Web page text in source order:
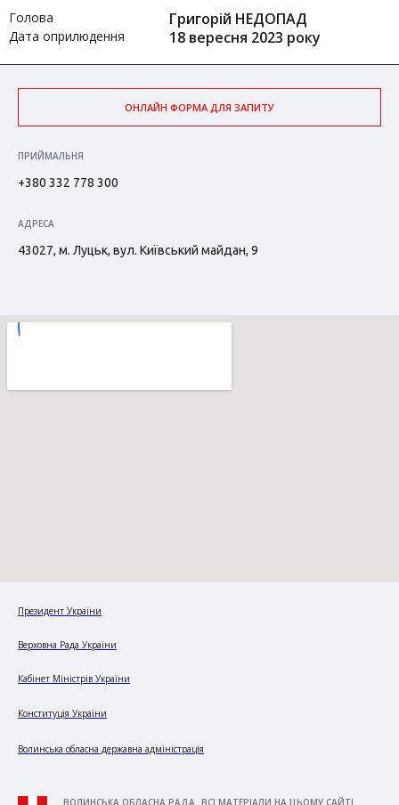
Голова Григорій НЕДОПАД
Дата оприлюдення 18 вересня 2023 року
ОНЛАЙН ФОРМА ДЛЯ ЗАПИТУ
ПРИЙМАЛЬНЯ
+380 332 778 300
АДРЕСА
43027, м. Луцьк, вул. Київський майдан, 9
Президент України
Верховна Рада України
Кабінет Міністрів України
Конституція України
Волинська обласна державна адміністрація
ВОЛИНСЬКА ОБЛАСНА РАДА. ВСІ МАТЕРІАЛИ НА ЦЬОМУ САЙТІ